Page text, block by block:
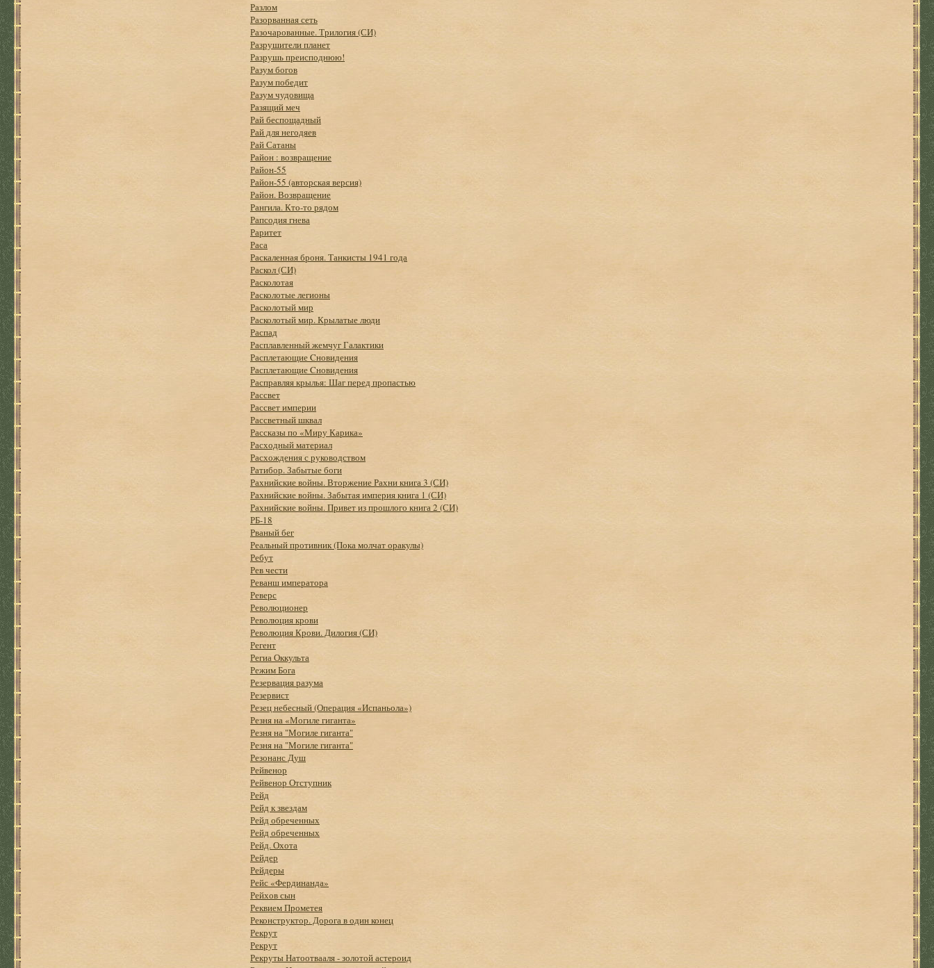
Разлом
Разорванная сеть
Разочарованные. Трилогия (СИ)
Разрушители планет
Разрушь преисподнюю!
Разум богов
Разум победит
Разум чудовища
Разящий меч
Рай беспощадный
Рай для негодяев
Рай Сатаны
Район : возвращение
Район-55
Район-55 (авторская версия)
Район. Возвращение
Рангила. Кто-то рядом
Рапсодия гнева
Раритет
Раса
Раскаленная броня. Танкисты 1941 года
Раскол (СИ)
Расколотая
Расколотые легионы
Расколотый мир
Расколотый мир. Крылатые люди
Распад
Расплавленный жемчуг Галактики
Расплетающие Cновидения
Расплетающие Cновидения
Расправляя крылья: Шаг перед пропастью
Рассвет
Рассвет империи
Рассветный шквал
Рассказы по «Миру Карика»
Расходный материал
Расхождения с руководством
Ратибор. Забытые боги
Рахнийские войны. Вторжение Рахни книга 3 (СИ)
Рахнийские войны. Забытая империя книга 1 (СИ)
Рахнийские войны. Привет из прошлого книга 2 (СИ)
РБ-18
Рваный бег
Реальный противник (Пока молчат оракулы)
Ребут
Рев чести
Реванш императора
Реверс
Революционер
Революция крови
Революция Крови. Дилогия (СИ)
Регент
Региа Оккульта
Режим Бога
Резервация разума
Резервист
Резец небесный (Операция «Испаньола»)
Резня на «Могиле гиганта»
Резня на "Могиле гиганта"
Резня на "Могиле гиганта"
Резонанс Душ
Рейвенор
Рейвенор Отступник
Рейд
Рейд к звездам
Рейд обреченных
Рейд обреченных
Рейд. Охота
Рейдер
Рейдеры
Рейс «Фердинанда»
Рейхов сын
Реквием Прометея
Реконструктор. Дорога в один конец
Рекрут
Рекрут
Рекруты Натоотвааля - золотой астероид